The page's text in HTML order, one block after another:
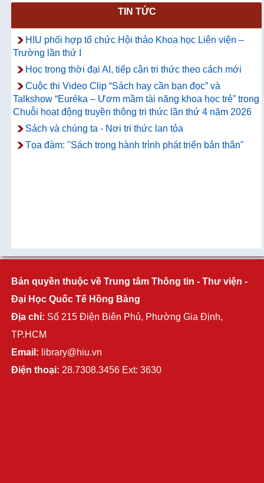
TIN TỨC
HIU phối hợp tổ chức Hội thảo Khoa học Liên viện –
Trường lần thứ I
Học trong thời đại AI, tiếp cận tri thức theo cách mới
Cuộc thi Video Clip “Sách hay cần bạn đọc” và
Talkshow “Euréka – Ươm mầm tài năng khoa học trẻ” trong
Chuỗi hoạt động truyền thông tri thức lần thứ 4 năm 2026
Sách và chúng ta - Nơi tri thức lan tỏa
Tọa đàm: "Sách trong hành trình phát triển bản thân"
Bản quyền thuộc về Trung tâm Thông tin - Thư viện -
Đại Học Quốc Tế Hồng Bàng
Địa chỉ: Số 215 Điện Biên Phủ, Phường Gia Định,
TP.HCM
Email: library@hiu.vn
Điện thoại: 28.7308.3456 Ext: 3630